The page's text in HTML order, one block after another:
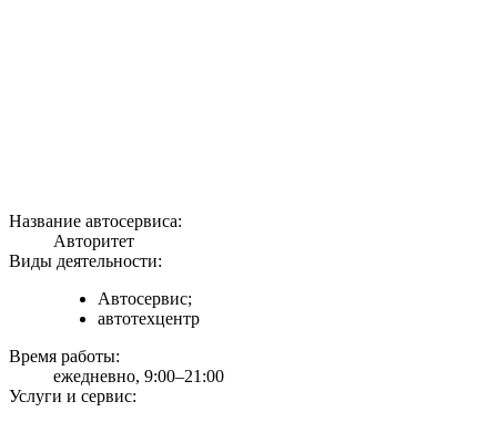
Название автосервиса:
Авторитет
Виды деятельности:
Автосервис;
автотехцентр
Время работы:
ежедневно, 9:00–21:00
Услуги и сервис: